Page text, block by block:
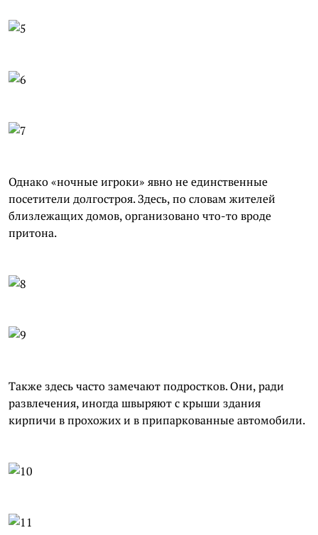
Однако «ночные игроки» явно не единственные
посетители долгостроя. Здесь, по словам жителей
близлежащих домов, организовано что-то вроде
притона.
Также здесь часто замечают подростков. Они, ради
развлечения, иногда швыряют с крыши здания
кирпичи в прохожих и в припаркованные автомобили.